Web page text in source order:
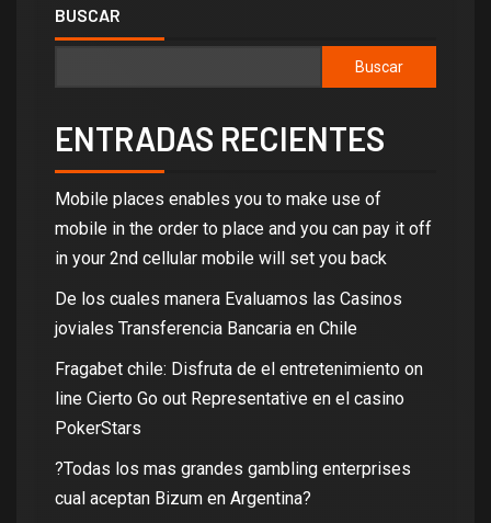
BUSCAR
Buscar
ENTRADAS RECIENTES
Mobile places enables you to make use of
mobile in the order to place and you can pay it off
in your 2nd cellular mobile will set you back
De los cuales manera Evaluamos las Casinos
joviales Transferencia Bancaria en Chile
Fragabet chile: Disfruta de el entretenimiento on
line Cierto Go out Representative en el casino
PokerStars
?Todas los mas grandes gambling enterprises
cual aceptan Bizum en Argentina?